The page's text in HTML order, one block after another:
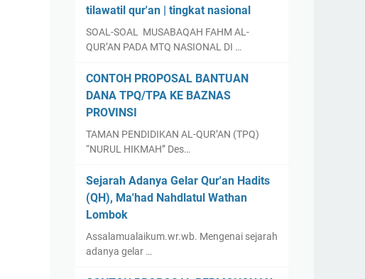
tilawatil qur'an | tingkat nasional
SOAL-SOAL MUSABAQAH FAHM AL-
QUR’AN PADA MTQ NASIONAL DI …
CONTOH PROPOSAL BANTUAN
DANA TPQ/TPA KE BAZNAS
PROVINSI
TAMAN PENDIDIKAN AL-QUR’AN (TPQ)
“NURUL HIKMAH” Des…
Sejarah Adanya Gelar Qur'an Hadits
(QH), Ma'had Nahdlatul Wathan
Lombok
Assalamualaikum.wr.wb. Mengenai sejarah
adanya gelar …